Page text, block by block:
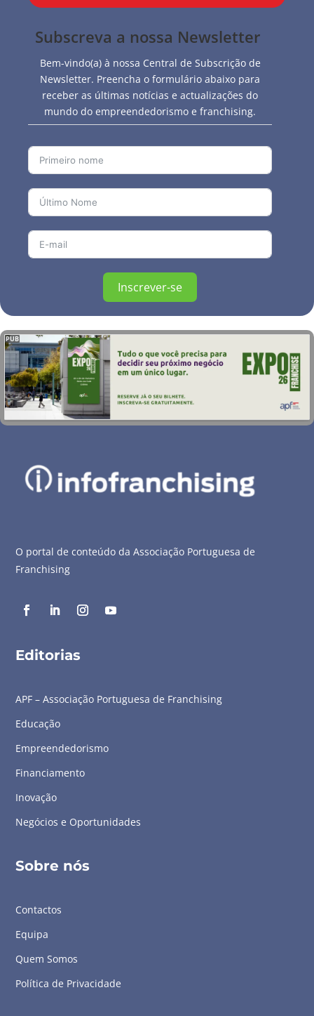
Subscreva a nossa Newsletter
Bem-vindo(a) à nossa Central de Subscrição de
Newsletter. Preencha o formulário abaixo para
receber as últimas notícias e actualizações do
mundo do empreendedorismo e franchising.
Inscrever-se
PUB
O portal de conteúdo da Associação Portuguesa de
Franchising
Editorias
APF – Associação Portuguesa de Franchising
Educação
Empreendedorismo
Financiamento
Inovação
Negócios e Oportunidades
Sobre nós
Contactos
Equipa
Quem Somos
Política de Privacidade